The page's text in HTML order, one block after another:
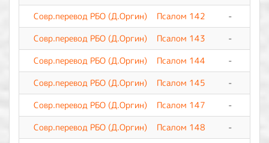
Совр.перевод РБО (Д.Оргин)
Псалом 142 -
Совр.перевод РБО (Д.Оргин)
Псалом 143 -
Совр.перевод РБО (Д.Оргин)
Псалом 144 -
Совр.перевод РБО (Д.Оргин)
Псалом 145 -
Совр.перевод РБО (Д.Оргин)
Псалом 147 -
Совр.перевод РБО (Д.Оргин)
Псалом 148 -